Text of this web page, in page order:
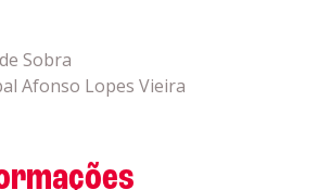
Sobra
Afonso Lopes Vieira